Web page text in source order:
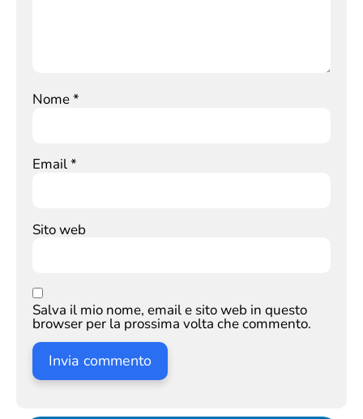
Nome*
Email*
Sito web
Salva il mio nome, email e sito web in questo
browser per la prossima volta che commento.